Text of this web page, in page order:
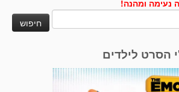
נעימה ומהנה!
הסרט לילדים